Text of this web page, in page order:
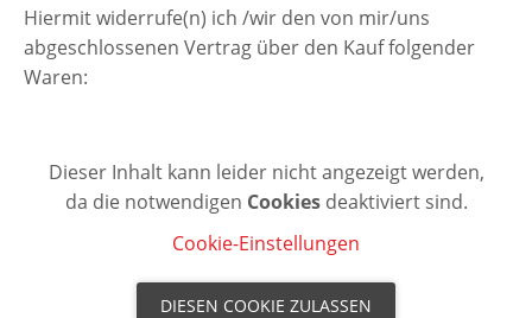
Hiermit widerrufe(n) ich /wir den von mir/uns
abgeschlossenen Vertrag über den Kauf folgender
Waren:
Dieser Inhalt kann leider nicht angezeigt werden,
da die notwendigen Cookiesdeaktiviert sind.
Cookie-Einstellungen
DIESEN COOKIE ZULASSEN